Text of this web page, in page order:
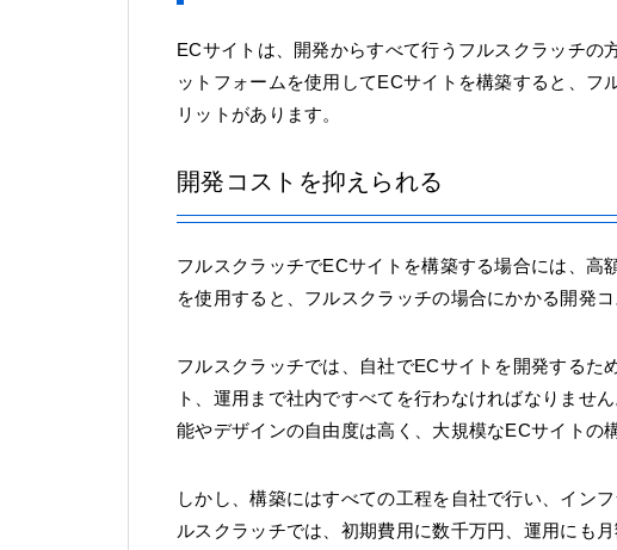
ECサイトは、開発からすべて行うフルスクラッチの
ットフォームを使用してECサイトを構築すると、フ
リットがあります。
開発コストを抑えられる
フルスクラッチでECサイトを構築する場合には、高
を使用すると、フルスクラッチの場合にかかる開発コ
フルスクラッチでは、自社でECサイトを開発するた
ト、運用まで社内ですべてを行わなければなりませ
能やデザインの自由度は高く、大規模なECサイトの
しかし、構築にはすべての工程を自社で行い、イン
ルスクラッチでは、初期費用に数千万円、運用にも